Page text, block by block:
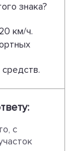
знака?
км/ч.
с